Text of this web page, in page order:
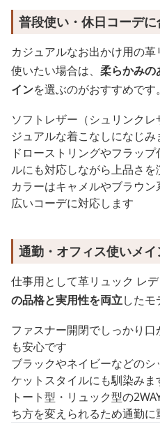
普段使い・休日コーデ
カジュアルなお出かけ用の
使いたい場合は、 柔らかみの
インを選ぶのがおすすめです。
ソフトレザー（シュリンク
ジュアルな着こなしになじみ
ドローストリングやフラッ
ルにも対応しながら上品さを
カラーはキャメルやブラウ
広いコーデに対応します
通勤・オフィス使いメ
仕事用として革リュック レデ
の品格と実用性を両立したモ
ファスナー開閉でしっかり
も安心です
ブラックやネイビーなどの
ケットスタイルにも馴染みま
トート型・リュック型の
ち方を変えられるため通勤に